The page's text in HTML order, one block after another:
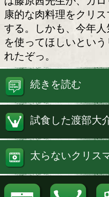
おからとパ
試合が近いとは
前。ケーキは我慢
べたい…。そんな
クサー、もしくは
は藤原茜先生が、
康的な肉料理をク
する。しかも、今
を使ってほしい
れたぞっ。